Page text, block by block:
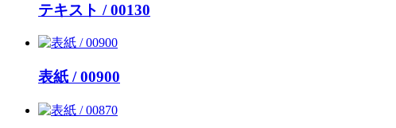
テキスト / 00130
表紙 / 00900